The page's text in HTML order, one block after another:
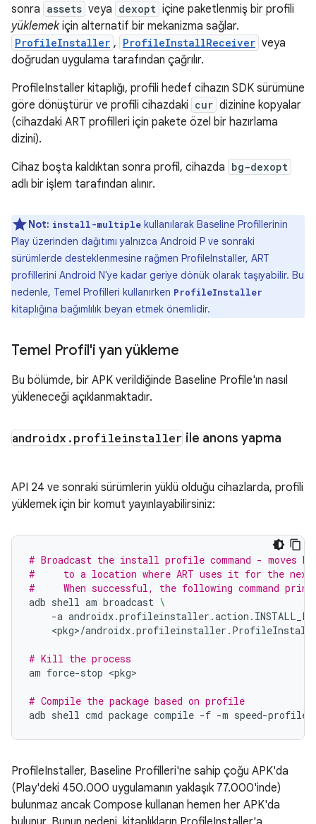
sonra assets veya dexopt içine paketlenmiş bir profili
yüklemekiçin alternatif bir mekanizma sağlar.
ProfileInstaller , ProfileInstallReceiver veya
doğrudan uygulama tarafından çağrılır.
ProfileInstaller kitaplığı, profili hedef cihazın SDK sürümüne
göre dönüştürür ve profili cihazdaki cur dizinine kopyalar
(cihazdaki ART profilleri için pakete özel bir hazırlama
dizini).
Cihaz boşta kaldıktan sonra profil, cihazda bg-dexopt
adlı bir işlem tarafından alınır.
Not: install-multiple kullanılarak Baseline Profillerinin
Play üzerinden dağıtımı yalnızca Android P ve sonraki
sürümlerde desteklenmesine rağmen ProfileInstaller, ART
profillerini Android N'ye kadar geriye dönük olarak taşıyabilir. Bu
nedenle, Temel Profilleri kullanırken ProfileInstaller
kitaplığına bağımlılık beyan etmek önemlidir.
Temel Profil'i yan yükleme
Bu bölümde, bir APK verildiğinde Baseline Profile'ın nasıl
yükleneceği açıklanmaktadır.
androidx .profileinstaller ile anons yapma
API 24 ve sonraki sürümlerin yüklü olduğu cihazlarda, profili
yüklemek için bir komut yayınlayabilirsiniz:
# Broadcast the install profile command - moves
#     to a location where ART uses it for the next
#     When successful, the following command
adb shell am broadcast \
-a
<pkg>/
# Kill the process
am force-stop <pkg>
# Compile the package based on profile
adb shell cmd package compile -f -m speed-profile
ProfileInstaller, Baseline Profilleri'ne sahip çoğu APK'da
(Play'deki 450.000 uygulamanın yaklaşık 77.000'inde)
bulunmaz ancak Compose kullanan hemen her APK'da